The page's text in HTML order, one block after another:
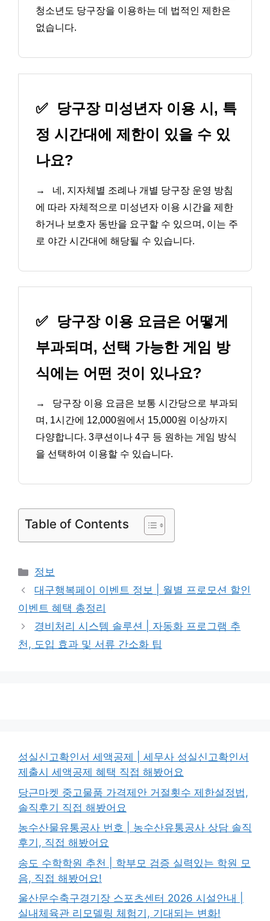
청소년도 당구장을 이용하는 데 법적인 제한은
없습니다.
✅
당구장 미성년자 이용 시, 특
정 시간대에 제한이 있을 수 있
나요?
→
네, 지자체별 조례나 개별 당구장 운영 방침
에 따라 자체적으로 미성년자 이용 시간을 제한
하거나 보호자 동반을 요구할 수 있으며, 이는 주
로 야간 시간대에 해당될 수 있습니다.
✅
당구장 이용 요금은 어떻게
부과되며, 선택 가능한 게임 방
식에는 어떤 것이 있나요?
→
당구장 이용 요금은 보통 시간당으로 부과되
며, 1시간에 12,000원에서 15,000원 이상까지
다양합니다. 3쿠션이나 4구 등 원하는 게임 방식
을 선택하여 이용할 수 있습니다.
Table of Contents
카
테
리
정보
대구행복페이 이벤트 정보 | 월별 프로모션 할인
이벤트 혜택 총정리
경비처리 시스템 솔루션 | 자동화 프로그램 추
천, 도입 효과 및 서류 간소화 팁
성실신고확인서 세액공제 | 세무사 성실신고확인서
제출시 세액공제 혜택 직접 해봤어요
당근마켓 중고물품 가격제안 거절횟수 제한설정법,
솔직후기 직접 해봤어요
농수산물유통공사 번호 | 농수산유통공사 상담 솔직
후기, 직접 해봤어요
송도 수학학원 추천 | 학부모 검증 실력있는 학원 모
음, 직접 해봤어요!
울산문수축구경기장 스포츠센터 2026 시설안내 |
실내체육관 리모델링 체험기, 기대되는 변화!